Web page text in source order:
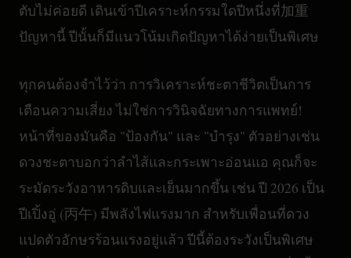
ตับไม่ค่อยดี เดินเข้าปีเคราะห์กรรมใดปีหนึ่งที่加重
ปัญหานี้ ปีนั้นก็มีแนวโน้มเกิดปัญหาได้ง่ายเป็นพิเศษ
ทุกคนต้องจำไว้ว่า การวิเคราะห์ชะตาชีวิตเป็นการ
เตือนความเสี่ยง ไม่ใช่การวินิจฉัยทางการแพทย์!
หน้าที่ของมันคือ "ป้องกัน" และ "บำรุง" ตัวอย่างเช่น
ดวงชะตาบอกว่าลำไส้และกระเพาะอ่อนแอ คุณก็จะ
ระมัดระวังอาหารดิบและเย็นมากขึ้น เช่น ปี 2026 เป็น
ปีเปิ้งอู่ (丙午) มีพลังไฟแรงมาก สำหรับเพื่อนที่ดวง
แปดตัวอักษรร้อนแรงอยู่แล้ว ปีนี้ต้องระวังเป็นพิเศษ